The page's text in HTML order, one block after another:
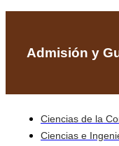
Admisión y
Ciencias de la
Ciencias e